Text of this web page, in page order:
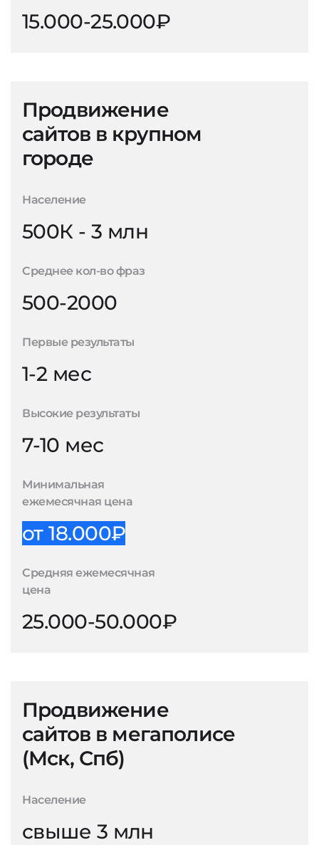
15.000-25.000₽
Продвижение
сайтов в крупном
городе
Население
500К - 3 млн
Среднее кол-во фраз
500-2000
Первые результаты
1-2 мес
Высокие результаты
7-10 мес
Минимальная
ежемесячная цена
от 18.000₽
Средняя ежемесячная
цена
25.000-50.000₽
Продвижение
сайтов в мегаполисе
(Мск, Спб)
Население
свыше 3 млн